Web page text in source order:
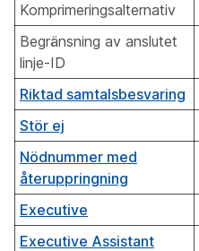
Komprimeringsalternativ
Begränsning av anslutet
linje-ID
Riktad samtalsbesvaring
Stör ej
Nödnummer med
återuppringning
Executive
Executive Assistant